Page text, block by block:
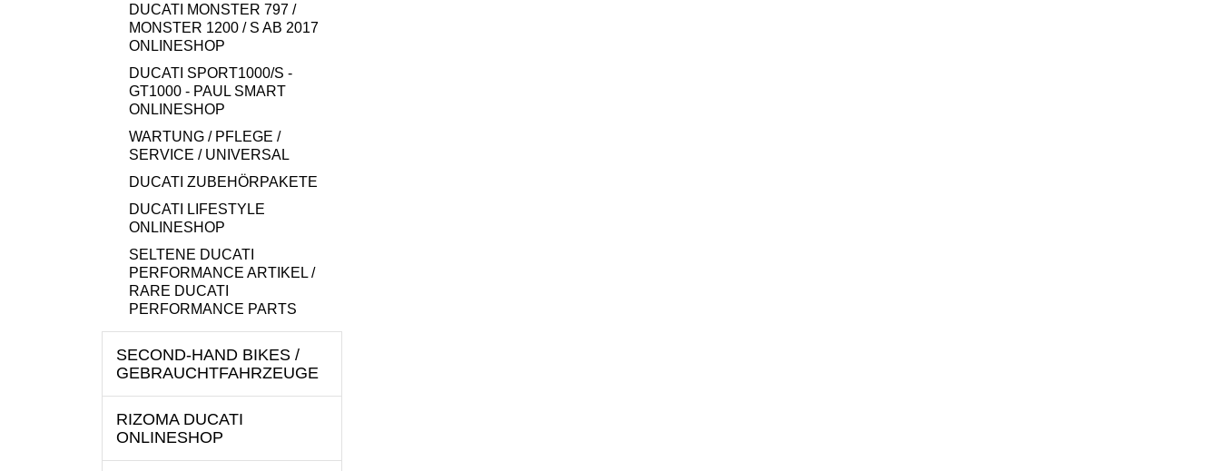
DUCATI MONSTER 797 /
MONSTER 1200 / S AB 2017
ONLINESHOP
DUCATI SPORT1000/S -
GT1000 - PAUL SMART
ONLINESHOP
WARTUNG / PFLEGE /
SERVICE / UNIVERSAL
DUCATI ZUBEHÖRPAKETE
DUCATI LIFESTYLE
ONLINESHOP
SELTENE DUCATI
PERFORMANCE ARTIKEL /
RARE DUCATI
PERFORMANCE PARTS
SECOND-HAND BIKES /
GEBRAUCHTFAHRZEUGE
RIZOMA DUCATI
ONLINESHOP